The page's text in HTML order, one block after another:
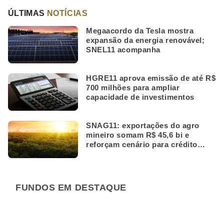
ÚLTIMAS NOTÍCIAS
Megaacordo da Tesla mostra
expansão da energia renovável;
SNEL11 acompanha
HGRE11 aprova emissão de até R$
700 milhões para ampliar
capacidade de investimentos
SNAG11: exportações do agro
mineiro somam R$ 45,6 bi e
reforçam cenário para crédito
FUNDOS EM DESTAQUE